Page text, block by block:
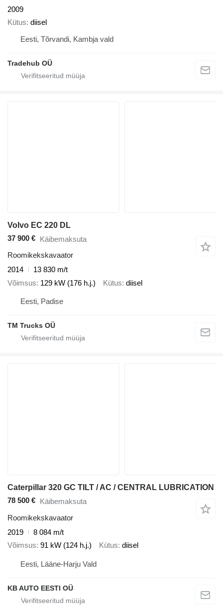
2009
Kütus diisel
Eesti, Tõrvandi, Kambja vald
Tradehub OÜ
Volvo EC 220 DL
37 900 € Käibemaksuta
Roomikekskavaator
2014
13 830 m/t
Võimsus 129 kW (176 h.j.) Kütus diisel
Eesti, Padise
TM Trucks OÜ
Caterpillar 320 GC TILT / AC / CENTRAL LUBRICATION
78 500 € Käibemaksuta
Roomikekskavaator
2019
8 084 m/t
Võimsus 91 kW (124 h.j.) Kütus diisel
Eesti, Lääne-Harju Vald
KB AUTO EESTI OÜ